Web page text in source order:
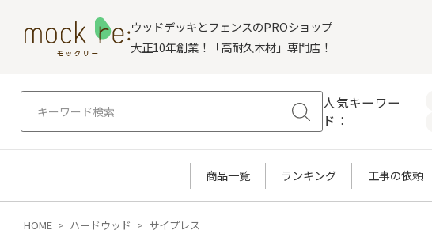
ウッドデッキとフェンスのPROショップ
大正10年創業！「高耐久木材」専門店！
人気キーワー
ド：
商品一覧 ランキング 工事の依頼
HOME ハードウッド サイプレス